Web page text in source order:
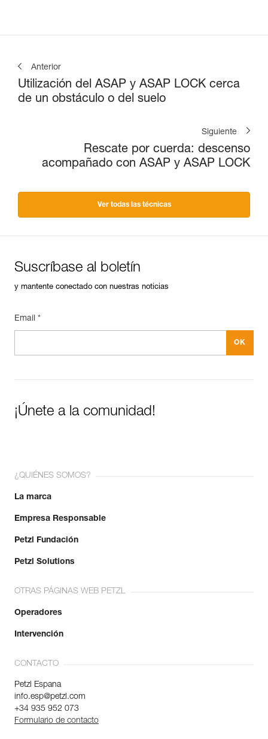
Anterior
Utilización del ASAP y ASAP LOCK cerca
de un obstáculo o del suelo
Siguiente
Rescate por cuerda: descenso
acompañado con ASAP y ASAP LOCK
Ver todas las técnicas
Suscríbase al boletín
y mantente conectado con nuestras noticias
Email *
¡Únete a la comunidad!
¿QUIÉNES SOMOS?
La marca
Empresa Responsable
Petzl Fundación
Petzl Solutions
OTRAS PÁGINAS WEB PETZL
Operadores
Intervención
CONTACTO
Petzl Espana
info.esp@petzl.com
+34 935 952 073
Formulario de contacto